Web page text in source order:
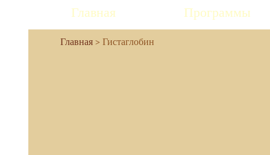
Главная Программы
Гистаглобин